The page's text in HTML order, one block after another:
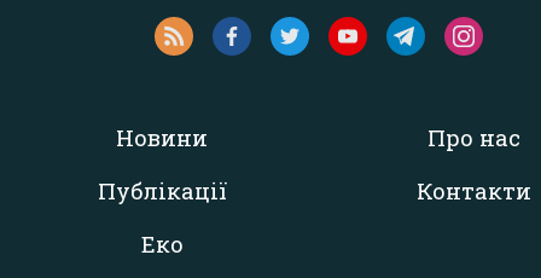
Новини
Публікації
Еко
Про нас
Контакти